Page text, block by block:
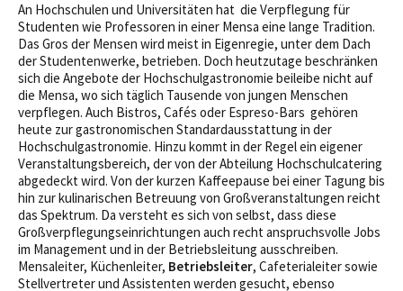
An Hochschulen und Universitäten hat die Verpflegung für
Studenten wie Professoren in einer Mensa eine lange Tradition.
Das Gros der Mensen wird meist in Eigenregie, unter dem Dach
der Studentenwerke, betrieben. Doch heutzutage beschränken
sich die Angebote der Hochschulgastronomie beileibe nicht auf
die Mensa, wo sich täglich Tausende von jungen Menschen
verpflegen. Auch Bistros, Cafés oder Espreso-Bars gehören
heute zur gastronomischen Standardausstattung in der
Hochschulgastronomie. Hinzu kommt in der Regel ein eigener
Veranstaltungsbereich, der von der Abteilung Hochschulcatering
abgedeckt wird. Von der kurzen Kaffeepause bei einer Tagung bis
hin zur kulinarischen Betreuung von Großveranstaltungen reicht
das Spektrum. Da versteht es sich von selbst, dass diese
Großverpflegungseinrichtungen auch recht anspruchsvolle Jobs
im Management und in der Betriebsleitung ausschreiben.
Mensaleiter, Küchenleiter, Betriebsleiter, Cafeterialeiter sowie
Stellvertreter und Assistenten werden gesucht, ebenso